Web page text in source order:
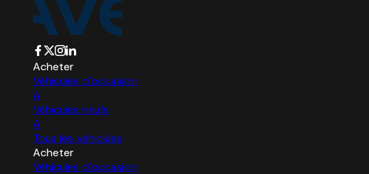
Acheter
Véhicules d'occasion
A
Véhicules neufs
A
Tous les véhicules
Acheter
Véhicules d'occasion